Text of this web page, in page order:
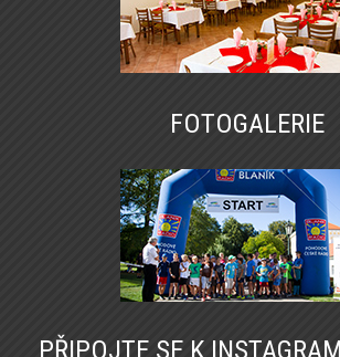
FOTOGALERIE
PŘIPOJTE SE K